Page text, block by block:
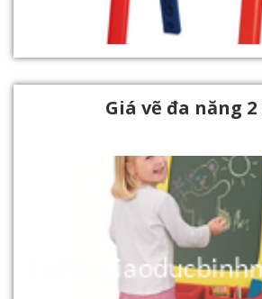
Giá vẽ đa năng